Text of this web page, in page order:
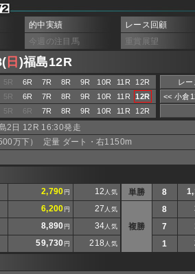
的中実績
レース回顧
今週の注目馬 重賞展望
日 )福島12R
5R 6R 7R 8R 9R 10R 11R
12R
5R 6R 7R 8R 9R 10R 11R
12R
5R 6R 7R 8R 9R 10R 11R 12R
レ
<< 小倉
2日 12R 16:30発走
万下） 定量 ダート・右1150m
2,790 円 12 人気
6,200 円 27 人気
8,890 円 34人気
59,730 円 218 人気
単勝 8
複勝
8
7
1